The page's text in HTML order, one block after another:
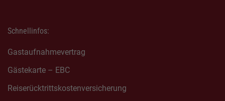
Schnellinfos:
Gastaufnahmevertrag
Gästekarte – EBC
Reiserücktrittskostenversicherung